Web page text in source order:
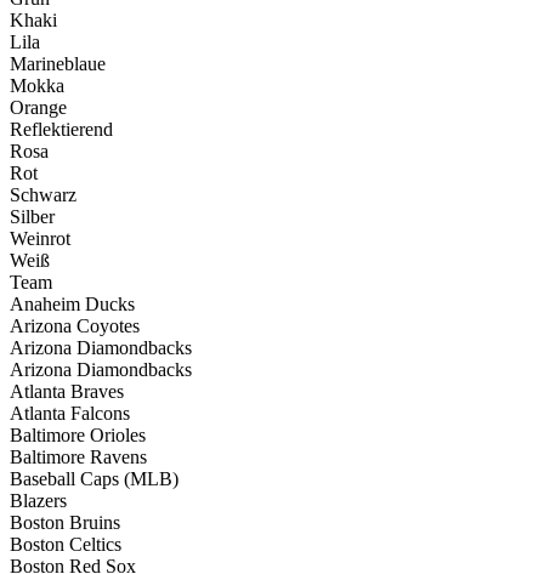
Khaki
Lila
Marineblaue
Mokka
Orange
Reflektierend
Rosa
Rot
Schwarz
Silber
Weinrot
Weiß
Team
Anaheim Ducks
Arizona Coyotes
Arizona Diamondbacks
Arizona Diamondbacks
Atlanta Braves
Atlanta Falcons
Baltimore Orioles
Baltimore Ravens
Baseball Caps (MLB)
Blazers
Boston Bruins
Boston Celtics
Boston Red Sox